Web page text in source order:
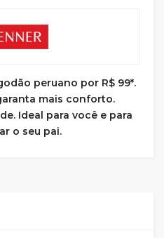
peruano por R$ 99*.
mais conforto.
Ideal para você e para
o seu pai.